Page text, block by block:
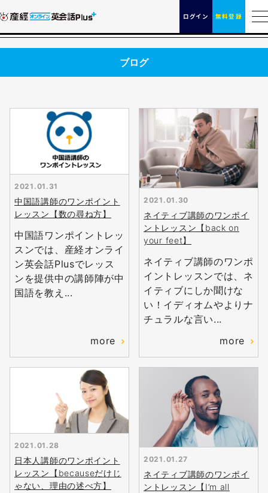
ログイン 無料登録
ブログ
2021.01.31
中国語講師のワンポイント
レッスン【数の尋ね方】
中国語ワンポイントレッ
スンでは、産経オンライ
ン英会話Plusでレッス
ンを提供中の講師陣が中
国語を教え...
more
2021.01.30
ネイティブ講師のワンポイ
ントレッスン【back on
your feet】
ネイティブ講師のワンポ
イントレッスンでは、ネ
イティブにしか聞けな
い！イディオムやよりナ
チュラルな言い...
more
2021.01.28
日本人講師のワンポイント
レッスン【becauseだけじ
ゃない、理由の述べ方】
2021.01.27
ネイティブ講師のワンポイ
ントレッスン【I’m all